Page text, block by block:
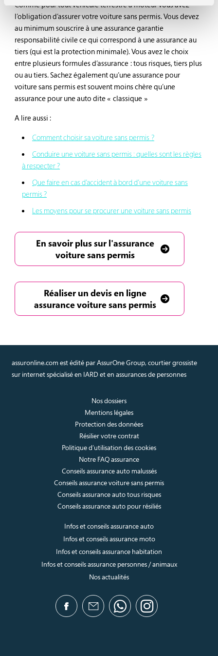
Comme pour tout véhicule terrestre à moteur vous avez
l’obligation d’assurer votre voiture sans permis. Vous devez
au minimum souscrire à une assurance garantie
responsabilité civile ce qui correspond à une assurance au
tiers (qui est la protection minimale). Vous avez le choix
entre plusieurs formules d’assurance : tous risques, tiers plus
ou au tiers. Sachez également qu’une assurance pour
voiture sans permis est souvent moins chère qu’une
assurance pour une auto dite « classique »
A lire aussi :
Comment choisir sa voiture sans permis ?
Conduire une voiture sans permis : quelles sont les règles
à respecter ?
Que faire en cas d’accident à bord d’une voiture sans
permis ?
Les moyens pour se procurer une voiture sans permis
En savoir plus sur l'assurance
voiture sans permis
Réaliser un devis en ligne
assurance voiture sans permis
assuronline.com est édité par AssurOne Group, courtier grossiste
sur internet spécialisé en IARD et en assurances de personnes
Nos dossiers
Mentions légales
Protection des données
Résilier votre contrat
Politique d’utilisation des cookies
Notre FAQ assurance
Conseils assurance auto malussés
Conseils assurance voiture sans permis
Conseils assurance auto tous risques
Conseils assurance auto pour résiliés
Infos et conseils assurance auto
Infos et conseils assurance moto
Infos et conseils assurance habitation
Infos et conseils assurance personnes / animaux
Nos actualités